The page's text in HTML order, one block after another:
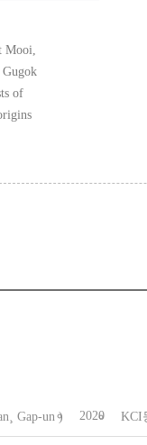
Mooi,
Gugok
of
Gap-un ) 2020 KCI